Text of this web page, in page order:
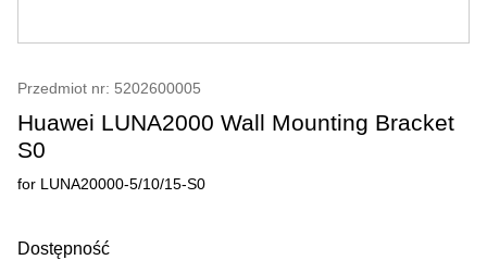
Przedmiot nr: 5202600005
Huawei LUNA2000 Wall Mounting Bracket
S0
for LUNA20000-5/10/15-S0
Dostępność